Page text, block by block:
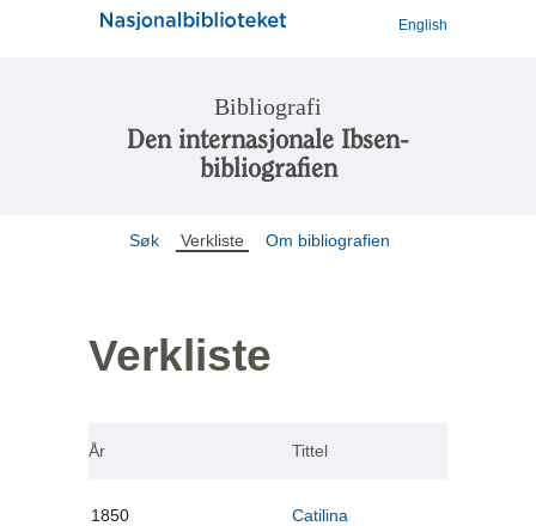
English
Bibliografi
Den internasjonale Ibsen-
bibliografien
Søk Verkliste Om bibliografien
Verkliste
År Tittel
1850 Catilina